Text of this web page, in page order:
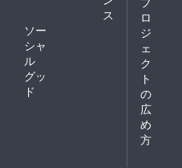
ス
ソー
シャ
ル
グッ
ド
ロ
ジ
ェ
ク
ト
の
広
め
方